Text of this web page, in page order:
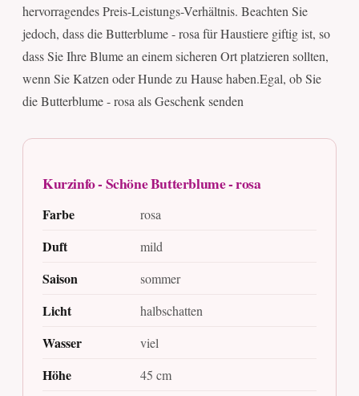
hervorragendes Preis-Leistungs-Verhältnis. Beachten Sie
jedoch, dass die Butterblume - rosa für Haustiere giftig ist, so
dass Sie Ihre Blume an einem sicheren Ort platzieren sollten,
wenn Sie Katzen oder Hunde zu Hause haben.Egal, ob Sie
die Butterblume - rosa als Geschenk senden
Kurzinfo - Schöne Butterblume - rosa
Farbe rosa
Duft mild
Saison sommer
Licht halbschatten
Wasser viel
Höhe 45 cm